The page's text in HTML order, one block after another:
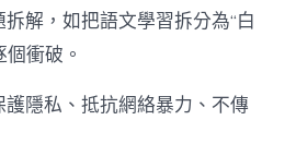
解，如把語文學習拆分為“白
個衝破。
隱私、抵抗網絡暴力、不傳